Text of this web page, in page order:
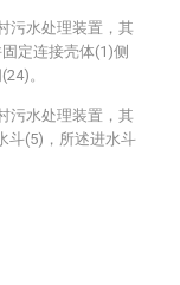
污水处理装置，其
定连接壳体(1)侧
。
污水处理装置，其
斗(5)，所述进水斗